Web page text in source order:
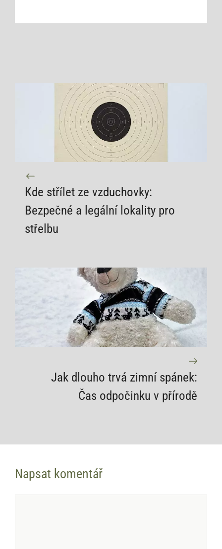
Kde střílet ze vzduchovky:
Bezpečné a legální lokality pro
střelbu
Jak dlouho trvá zimní spánek:
Čas odpočinku v přírodě
Napsat komentář